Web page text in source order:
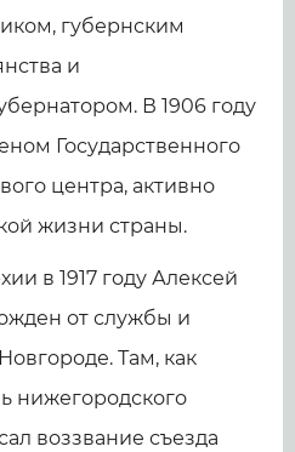
губернским
и
В 1906 году
Государственного
центра, активно
жизни страны.
в 1917 году Алексей
от службы и
Там, как
нижегородского
воззвание съезда